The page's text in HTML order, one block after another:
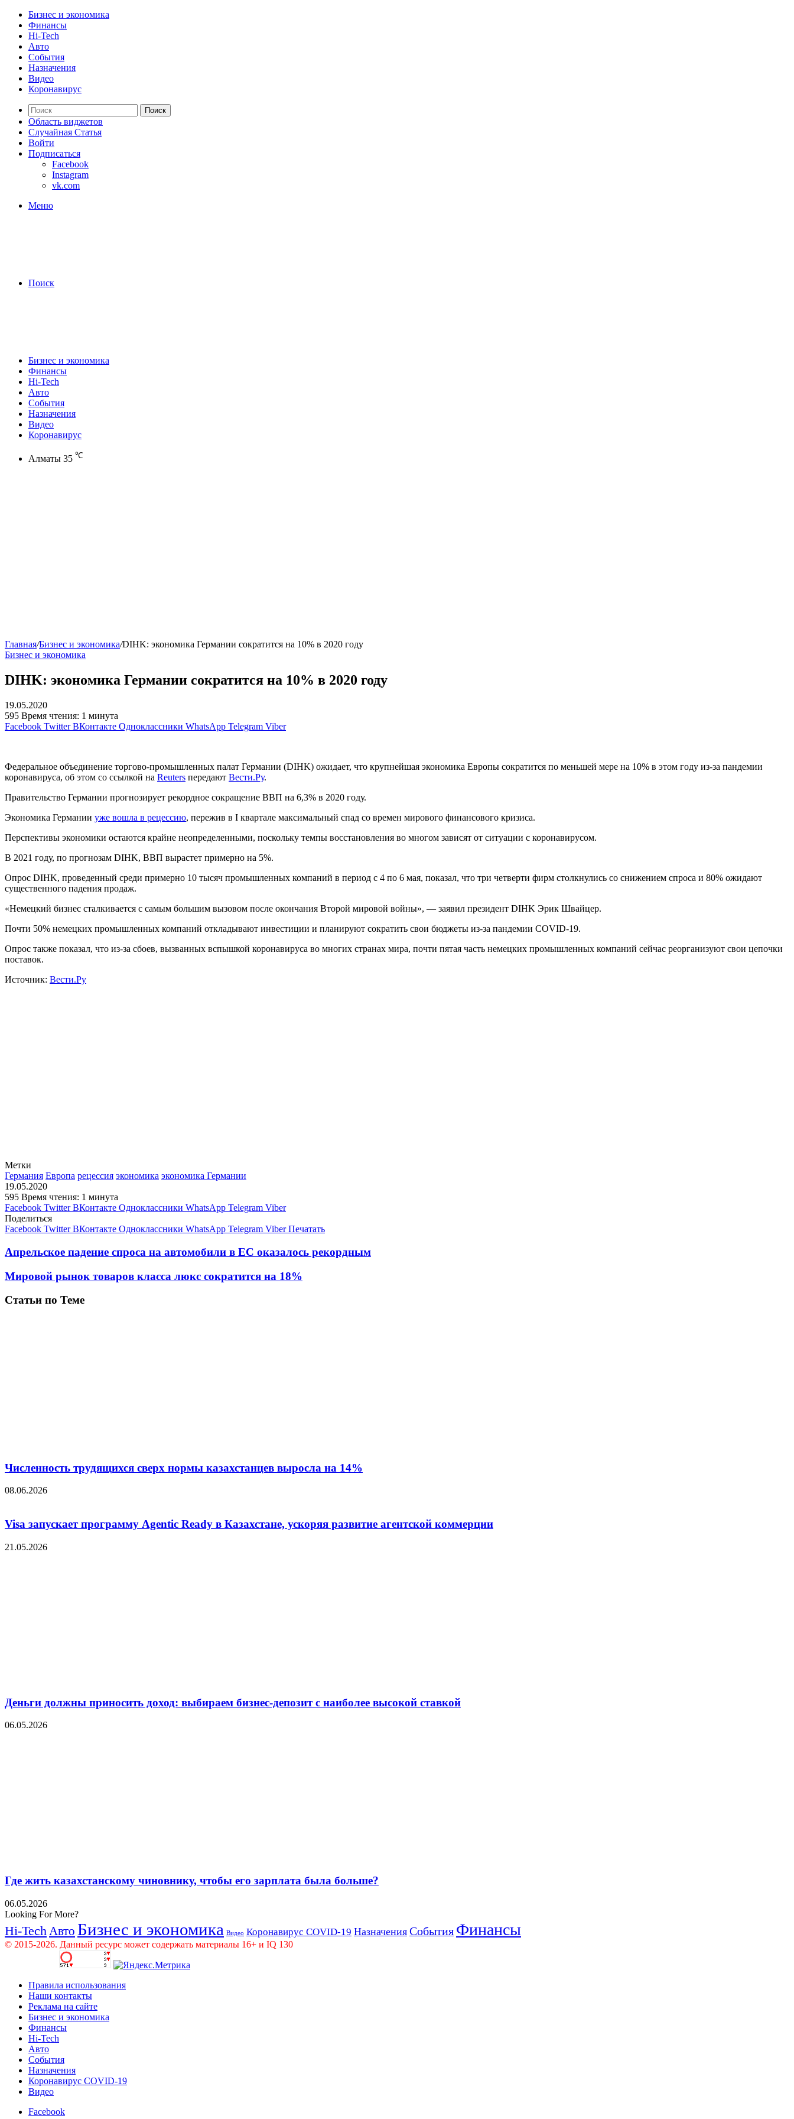
Бизнес и экономика
Финансы
Hi-Tech
Авто
События
Назначения
Видео
Коронавирус
Поиск
Область виджетов
Случайная Статья
Войти
Подписаться
Facebook
Instagram
vk.com
Меню
Поиск
Бизнес и экономика
Финансы
Hi-Tech
Авто
События
Назначения
Видео
Коронавирус
Алматы 35 ℃
Главная/Бизнес и экономика/DIHK: экономика Германии сократится на 10% в 2020 году
Бизнес и экономика
DIHK: экономика Германии сократится на 10% в 2020 году
19.05.2020
595 Время чтения: 1 минута
Facebook Twitter ВКонтакте Одноклассники WhatsApp Telegram Viber
Федеральное объединение торгово-промышленных палат Германии (DIHK) ожидает, что крупнейшая экономика Европы сократится по меньшей мере на 10% в этом году из-за пандемии
коронавируса, об этом со ссылкой на Reuters передают Вести.Ру.
Правительство Германии прогнозирует рекордное сокращение ВВП на 6,3% в 2020 году.
Экономика Германии уже вошла в рецессию, пережив в I квартале максимальный спад со времен мирового финансового кризиса.
Перспективы экономики остаются крайне неопределенными, поскольку темпы восстановления во многом зависят от ситуации с коронавирусом.
В 2021 году, по прогнозам DIHK, ВВП вырастет примерно на 5%.
Опрос DIHK, проведенный среди примерно 10 тысяч промышленных компаний в период с 4 по 6 мая, показал, что три четверти фирм столкнулись со снижением спроса и 80% ожидают
существенного падения продаж.
«Немецкий бизнес сталкивается с самым большим вызовом после окончания Второй мировой войны», — заявил президент DIHK Эрик Швайцер.
Почти 50% немецких промышленных компаний откладывают инвестиции и планируют сократить свои бюджеты из-за пандемии COVID-19.
Опрос также показал, что из-за сбоев, вызванных вспышкой коронавируса во многих странах мира, почти пятая часть немецких промышленных компаний сейчас реорганизуют свои цепочки
поставок.
Источник: Вести.Ру
Метки
Германия Европа рецессия экономика экономика Германии
19.05.2020
595 Время чтения: 1 минута
Facebook Twitter ВКонтакте Одноклассники WhatsApp Telegram Viber
Поделиться
Facebook Twitter ВКонтакте Одноклассники WhatsApp Telegram Viber Печатать
Апрельское падение спроса на автомобили в ЕС оказалось рекордным
Мировой рынок товаров класса люкс сократится на 18%
Статьи по Теме
Численность трудящихся сверх нормы казахстанцев выросла на 14%
08.06.2026
Visa запускает программу Agentic Ready в Казахстане, ускоряя развитие агентской коммерции
21.05.2026
Деньги должны приносить доход: выбираем бизнес-депозит с наиболее высокой ставкой
06.05.2026
Где жить казахстанскому чиновнику, чтобы его зарплата была больше?
06.05.2026
Looking For More?
Hi-Tech Авто Бизнес и экономика Видео Коронавирус COVID-19 Назначения События Финансы
© 2015-2026. Данный ресурс может содержать материалы 16+ и IQ 130
Правила использования
Наши контакты
Реклама на сайте
Бизнес и экономика
Финансы
Hi-Tech
Авто
События
Назначения
Коронавирус COVID-19
Видео
Facebook